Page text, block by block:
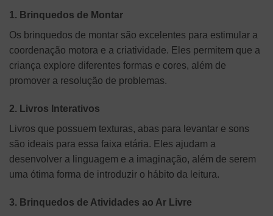
1. Brinquedos de Montar
Os brinquedos de montar são excelentes para estimular a
coordenação motora e a criatividade. Eles permitem que a
criança explore diferentes formas e cores, além de
promover a resolução de problemas.
2. Livros Interativos
Livros que possuem texturas, abas para levantar e sons
são ideais para essa faixa etária. Eles ajudam a
desenvolver a linguagem e a imaginação, além de serem
uma ótima forma de introduzir o hábito da leitura.
3. Brinquedos de Atividades ao Ar Livre